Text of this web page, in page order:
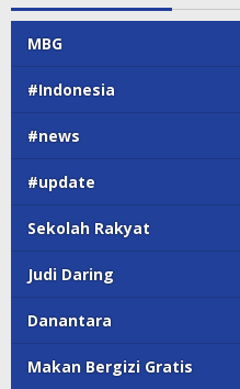
MBG
#Indonesia
#news
#update
Sekolah Rakyat
Judi Daring
Danantara
Makan Bergizi Gratis